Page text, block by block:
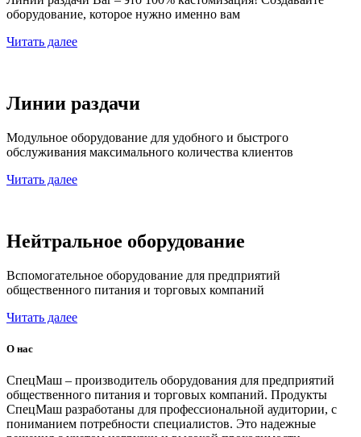
оборудование, которое нужно именно вам
Читать далее
Линии раздачи
Модульное оборудование для удобного и быстрого
обслуживания максимального количества клиентов
Читать далее
Нейтральное оборудование
Вспомогательное оборудование для предприятий
общественного питания и торговых компаний
Читать далее
О нас
СпецМаш – производитель оборудования для предприятий
общественного питания и торговых компаний. Продукты
СпецМаш разработаны для профессиональной аудитории, с
пониманием потребности специалистов. Это надежные